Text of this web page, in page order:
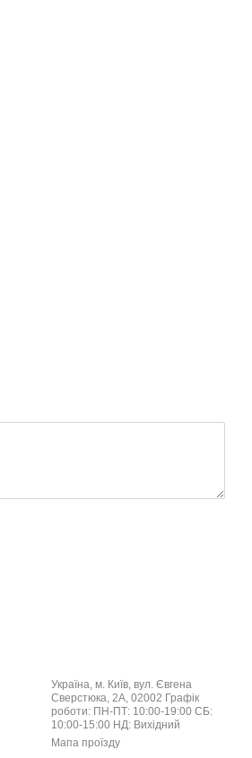
Україна, м. Київ, вул. Євгена
Сверстюка, 2А, 02002 Графік
роботи: ПН-ПТ: 10:00-19:00 СБ:
10:00-15:00 НД: Вихідний
Мапа проїзду